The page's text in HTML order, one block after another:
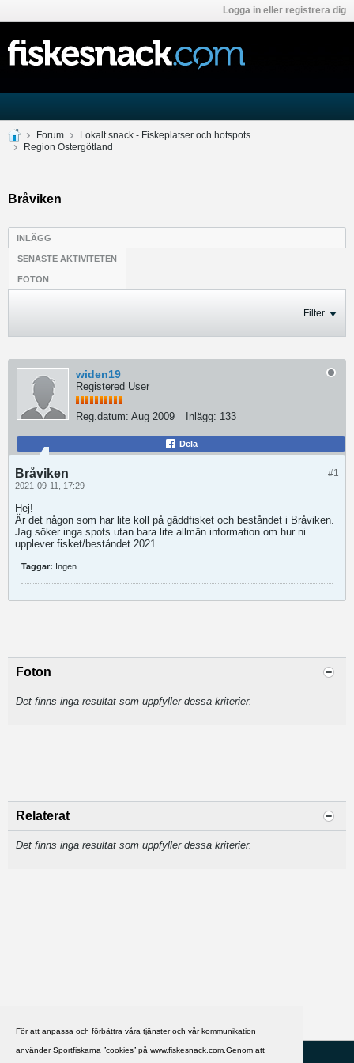
För att anpassa och förbättra våra tjänster och vår kommunikation
använder Sportfiskarna ”cookies” på www.fiskesnack.com.Genom att
Logga in eller registrera dig
Forum
Lokalt snack - Fiskeplatser och hotspots
Region Östergötland
Bråviken
INLÄGG
SENASTE AKTIVITETEN
FOTON
Filter
widen19
Registered User
Reg.datum: Aug 2009 Inlägg: 133
Dela
#1
Bråviken
2021-09-11, 17:29
Hej!
Är det någon som har lite koll på gäddfisket och beståndet i Bråviken.
Jag söker inga spots utan bara lite allmän information om hur ni
upplever fisket/beståndet 2021.
Taggar: Ingen
Foton
Det finns inga resultat som uppfyller dessa kriterier.
Relaterat
Det finns inga resultat som uppfyller dessa kriterier.
HJÄLP